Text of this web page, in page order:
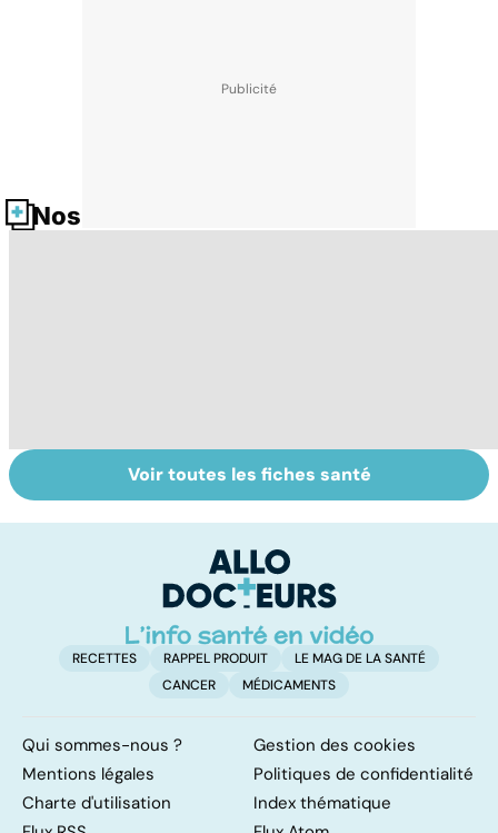
Nos fiches santé
L'avortement :
quels délais,
Gynéco : un suivi
pour la vie
Voir toutes les fiches santé
RECETTES RAPPEL PRODUIT
LE MAG DE LA SANTÉ
CANCER
MÉDICAMENTS
Qui sommes-nous ?
Gestion des cookies
Mentions légales
Politiques de confidentialité
Charte d'utilisation
Index thématique